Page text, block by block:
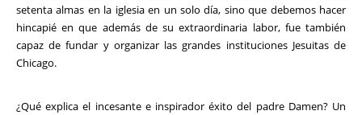
setenta almas en la iglesia en un solo día, sino que debemos hacer
hincapié en que además de su extraordinaria labor, fue también
capaz de fundar y organizar las grandes instituciones Jesuitas de
Chicago.
¿Qué explica el incesante e inspirador éxito del padre Damen? Un